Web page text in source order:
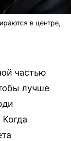
в центре,
частью
лучше